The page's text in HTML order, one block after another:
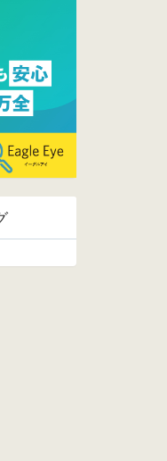
トリニ
した。
した。